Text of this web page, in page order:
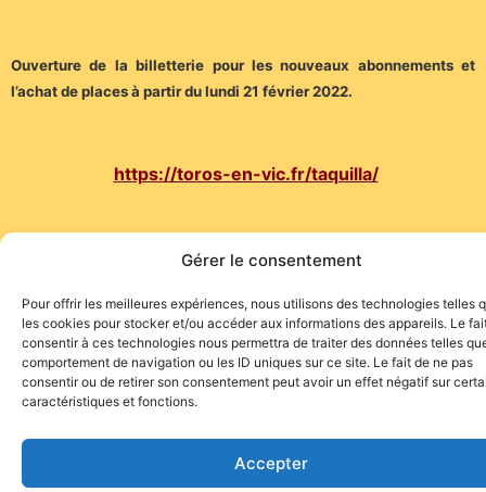
Gérer le consentement
Pour offrir les meilleures expériences, nous utilisons des technologies telles
les cookies pour stocker et/ou accéder aux informations des appareils. Le
consentir à ces technologies nous permettra de traiter des données telles
comportement de navigation ou les ID uniques sur ce site. Le fait de ne pas
consentir ou de retirer son consentement peut avoir un effet négatif sur
caractéristiques et fonctions.
Accepter
Ouverture de la billetterie pour les nouveaux abonnements et
l’achat de places à partir du lundi 21 février 2022.
https://toros-en-vic.fr/taquilla/
Site de l'association TOROFIESTA